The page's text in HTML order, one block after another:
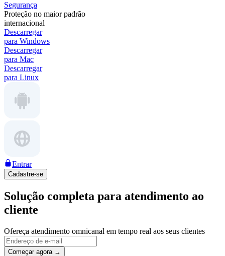
Segurança
Proteção no maior padrão
internacional
Descarregar
para Windows
Descarregar
para Mac
Descarregar
para Linux
Entrar
Cadastre-se
Solução completa para atendimento ao
cliente
Ofereça atendimento omnicanal em tempo real aos seus clientes
Começar agora →